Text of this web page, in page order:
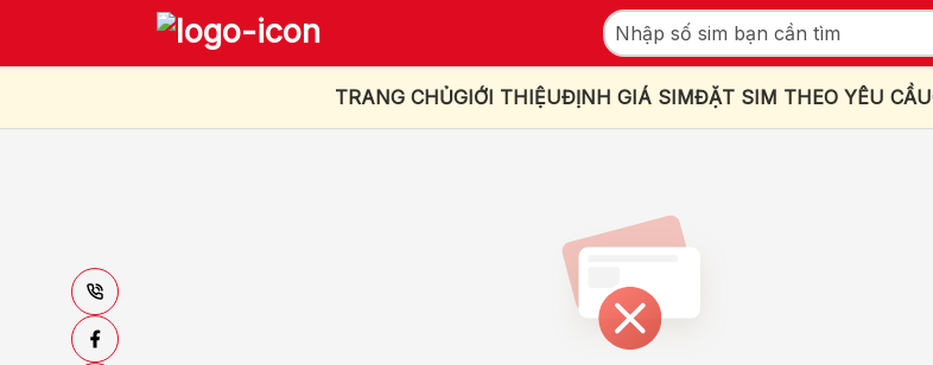
TRANG CHỦGIỚI THIỆUĐỊNH GIÁ SIMĐẶT SIM THEO YÊU CẦU